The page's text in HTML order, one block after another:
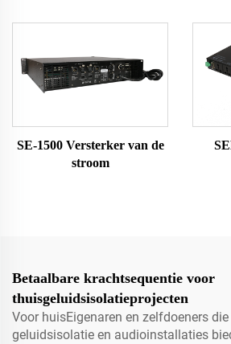
SE-1500 Versterker van de
stroom
Betaalbare krachtsequentie voor
thuisgeluidsisolatieprojecten
Voor huisEigenaren en zelfdoeners
geluidsisolatie en audioinstallaties